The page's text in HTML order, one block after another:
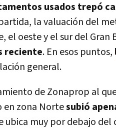
usados trepó
la valuación del
el oeste y el sur del Gran
reciente. En esos puntos,
general.
de Zonaprop al
en zona Nortesubió
ubica muy por debajo